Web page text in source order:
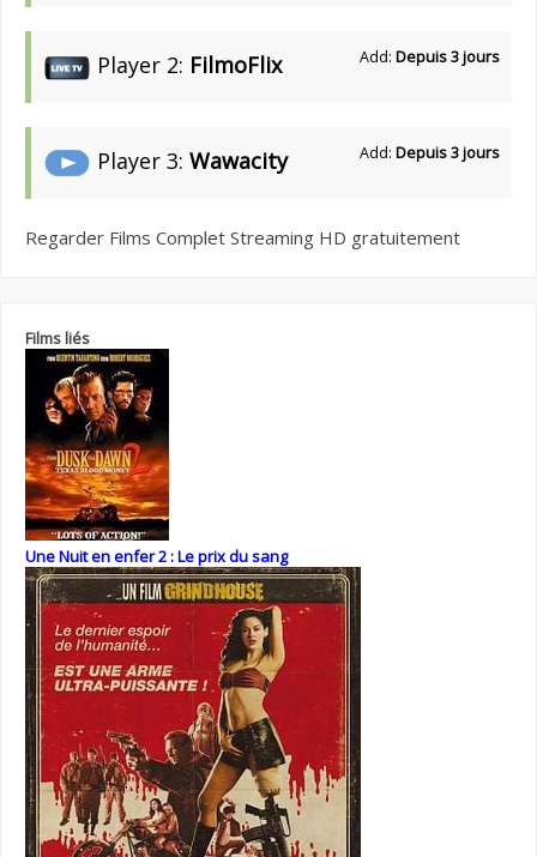
Player 2: FilmoFlix Add: Depuis 3 jours
Player 3: Wawacity Add: Depuis 3 jours
Regarder Films Complet Streaming HD gratuitement
Films liés
Une Nuit en enfer 2 : Le prix du sang